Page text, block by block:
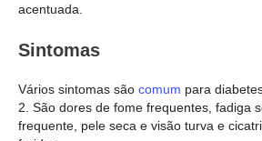
acentuada.
Sintomas
Vários sintomas são comum para
2. São dores de fome frequentes, fadiga
frequente, pele seca e visão turva e